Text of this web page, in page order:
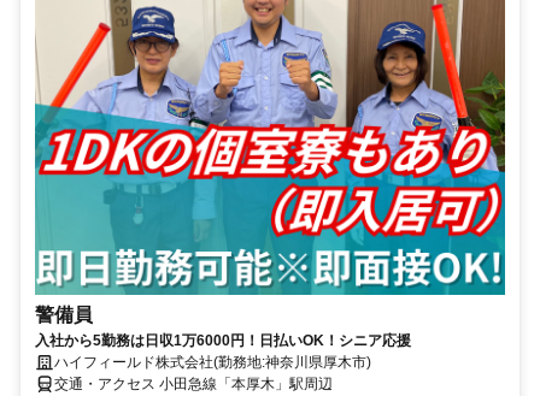
警備員
入社から5勤務は日収1万6000円！日払いOK！シニア応援
ハイフィールド株式会社(勤務地:神奈川県厚木市)
交通・アクセス 小田急線「本厚木」駅周辺